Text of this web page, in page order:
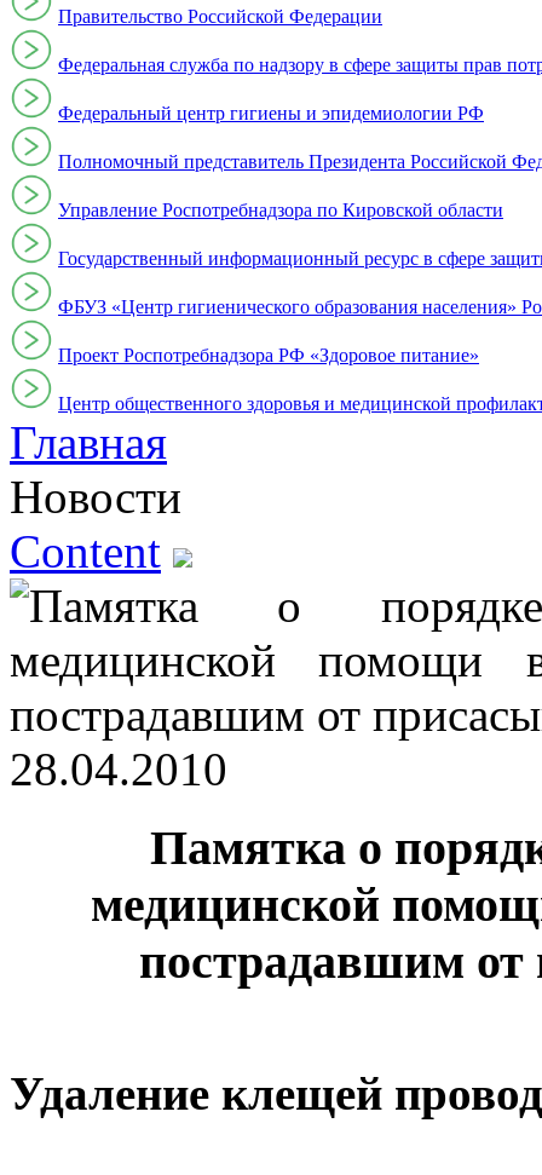
Правительство Российской Федерации
Федеральная служба по надзору в сфере защиты прав
Федеральный центр гигиены и эпидемиологии РФ
Полномочный представитель Президента Российской
Управление Роспотребнадзора по Кировской области
Государственный информационный ресурс в сфере
ФБУЗ «Центр гигиенического образования населения»
Проект Роспотребнадзора РФ «Здоровое питание»
Центр общественного здоровья и медицинской
Главная
Новости
Content
28.04.2010
Памятка о
медицинской
пострадавшим
Удаление клещей